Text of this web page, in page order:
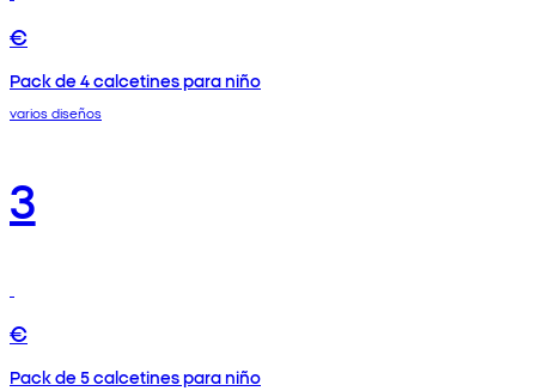
€
Pack de 4 calcetines para niño
varios diseños
3
€
Pack de 5 calcetines para niño